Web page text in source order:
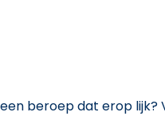
beroep dat erop lijk?